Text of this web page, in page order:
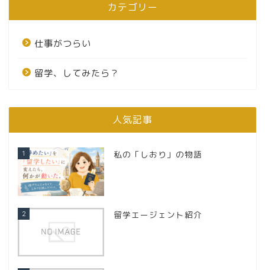
カテゴリー
仕事がつらい
留学、してみたら？
人気記事
1 私の「しおり」の物語
2 留学エージェント紹介